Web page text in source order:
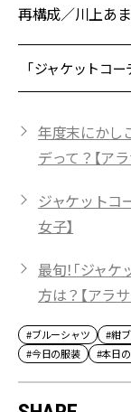
再構成／川上あま
「ジャケットコ
年度末にかし
デって？【ア
ジャケットコ
女子】
最旬！「ジャ
方は？【アラ
#ブルーシャツ #紺
#今日の服装
#本日